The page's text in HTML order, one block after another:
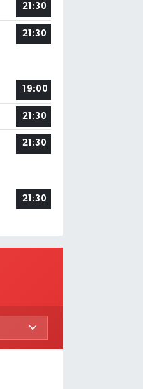
21:30
21:30
19:00
21:30
21:30
21:30